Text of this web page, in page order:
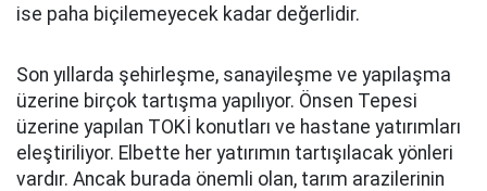
ise paha biçilemeyecek kadar değerlidir.
Son yıllarda şehirleşme, sanayileşme ve yapılaşma
üzerine birçok tartışma yapılıyor. Önsen Tepesi
üzerine yapılan TOKİ konutları ve hastane yatırımları
eleştiriliyor. Elbette her yatırımın tartışılacak yönleri
vardır. Ancak burada önemli olan, tarım arazilerinin